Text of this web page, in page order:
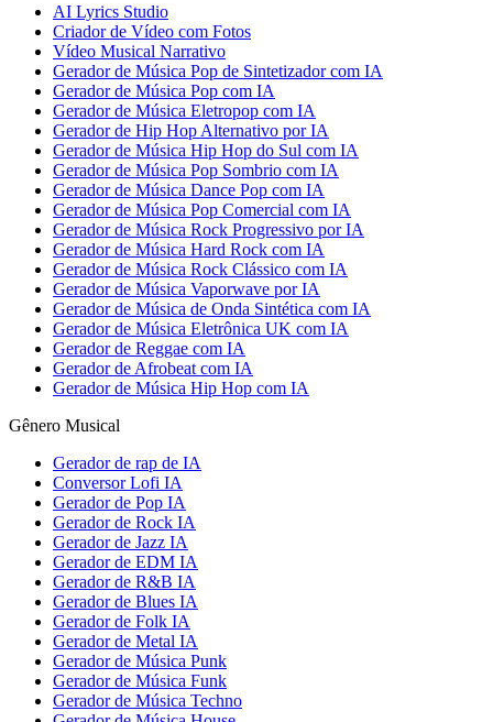
AI Lyrics Studio
Criador de Vídeo com Fotos
Vídeo Musical Narrativo
Gerador de Música Pop de Sintetizador com IA
Gerador de Música Pop com IA
Gerador de Música Eletropop com IA
Gerador de Hip Hop Alternativo por IA
Gerador de Música Hip Hop do Sul com IA
Gerador de Música Pop Sombrio com IA
Gerador de Música Dance Pop com IA
Gerador de Música Pop Comercial com IA
Gerador de Música Rock Progressivo por IA
Gerador de Música Hard Rock com IA
Gerador de Música Rock Clássico com IA
Gerador de Música Vaporwave por IA
Gerador de Música de Onda Sintética com IA
Gerador de Música Eletrônica UK com IA
Gerador de Reggae com IA
Gerador de Afrobeat com IA
Gerador de Música Hip Hop com IA
Gênero Musical
Gerador de rap de IA
Conversor Lofi IA
Gerador de Pop IA
Gerador de Rock IA
Gerador de Jazz IA
Gerador de EDM IA
Gerador de R&B IA
Gerador de Blues IA
Gerador de Folk IA
Gerador de Metal IA
Gerador de Música Punk
Gerador de Música Funk
Gerador de Música Techno